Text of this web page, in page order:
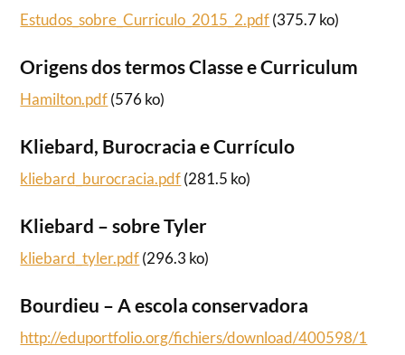
Estudos_sobre_Curriculo_2015_2.pdf(375.7 ko)
Origens dos termos Classe e Curriculum
Hamilton.pdf(576 ko)
Kliebard, Burocracia e Currículo
kliebard_burocracia.pdf(281.5 ko)
Kliebard – sobre Tyler
kliebard_tyler.pdf(296.3 ko)
Bourdieu – A escola conservadora
http://eduportfolio.org/fichiers/download/400598/1